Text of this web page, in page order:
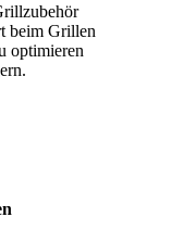
b‬eim Grillen
optimieren